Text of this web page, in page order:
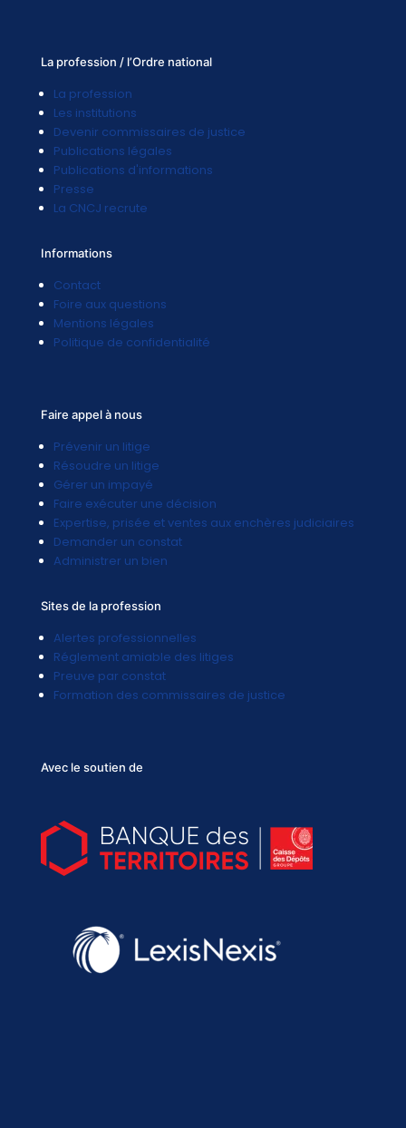
La profession / l’Ordre national
La profession
Les institutions
Devenir commissaires de justice
Publications légales
Publications d'informations
Presse
La CNCJ recrute
Informations
Contact
Foire aux questions
Mentions légales
Politique de confidentialité
Faire appel à nous
Prévenir un litige
Résoudre un litige
Gérer un impayé
Faire exécuter une décision
Expertise, prisée et ventes aux enchères judiciaires
Demander un constat
Administrer un bien
Sites de la profession
Alertes professionnelles
Réglement amiable des litiges
Preuve par constat
Formation des commissaires de justice
Avec le soutien de